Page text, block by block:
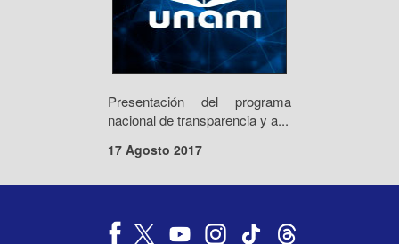
Presentación del programa
nacional de transparencia y a...
17 Agosto 2017